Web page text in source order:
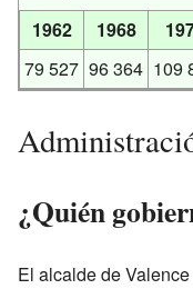
1962 1968
79 527 96 364 109
¿Quién
El alcalde de